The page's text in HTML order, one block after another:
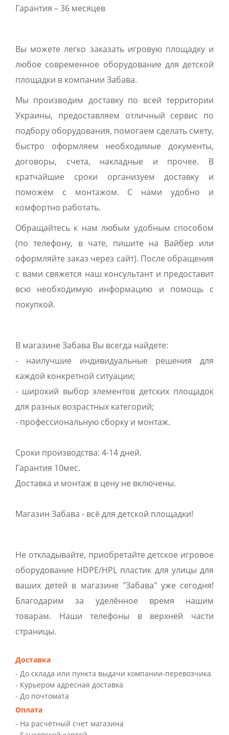
Гарантия – 36 месяцев
Вы можете легко заказать игровую площадку и
любое современное оборудование для детской
площадки в компании Забава.
Мы производим доставку по всей территории
Украины, предоставляем отличный сервис по
подбору оборудования, помогаем сделать смету,
быстро оформляем необходимые документы,
договоры, счета, накладные и прочее. В
кратчайшие сроки организуем доставку и
поможем с монтажом. С нами удобно и
комфортно работать.
Обращайтесь к нам любым удобным способом
(по телефону, в чате, пишите на Вайбер или
оформляйте заказ через сайт). После обращения
с вами свяжется наш консультант и предоставит
всю необходимую информацию и помощь с
покупкой.
В магазине Забава Вы всегда найдете:
- наилучшие индивидуальные решения для
каждой конкретной ситуации;
- широкий выбор элементов детских площадок
для разных возрастных категорий;
- профессиональную сборку и монтаж.
Сроки производства: 4-14 дней.
Гарантия 10мес.
Доставка и монтаж в цену не включены.
Магазин Забава - всё для детской площадки!
Не откладывайте, приобретайте детское игровое
оборудование HDPE/HPL пластик для улицы для
ваших детей в магазине "Забава" уже сегодня!
Благодарим за уделённое время нашим
товарам. Наши телефоны в верхней части
страницы.
Доставка
- До склада или пункта выдачи компании-перевозчика
- Курьером адресная доставка
- До почтомата
Оплата
- На расчётный счет магазина